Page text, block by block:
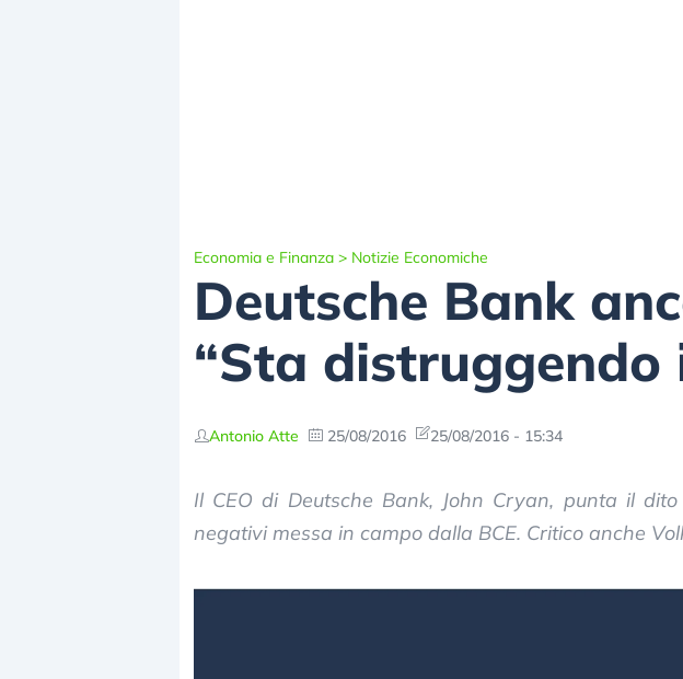
Economia e Finanza > Notizie Economiche
Deutsche Bank
“Sta distruggendo
Antonio Atte 25/08/2016 25/08/2016 - 15:34
Il CEO di Deutsche Bank, John Cryan, punta il
negativi messa in campo dalla BCE. Critico anche